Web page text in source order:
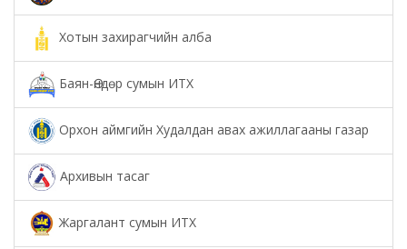
Хотын захирагчийн алба
Баян-Өндөр сумын ИТХ
Орхон аймгийн Худалдан авах ажиллагааны газар
Архивын тасаг
Жаргалант сумын ИТХ